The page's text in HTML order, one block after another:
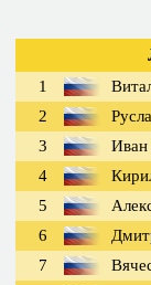
1
2
3
Иван
4
5
6
7